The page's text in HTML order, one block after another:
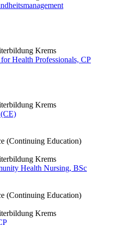
Krems
Health Professionals, CP
Krems
(Continuing Education)
Krems
Health Nursing, BSc
(Continuing Education)
Krems